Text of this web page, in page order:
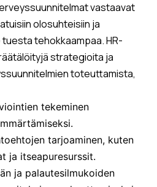
vastaavat
olosuhteisiin ja
tehokkaampaa. HR-
strategioita ja
toteuttamista,
tekeminen
tarjoaminen, kuten
ja itseapuresurssit.
ja palautesilmukoiden